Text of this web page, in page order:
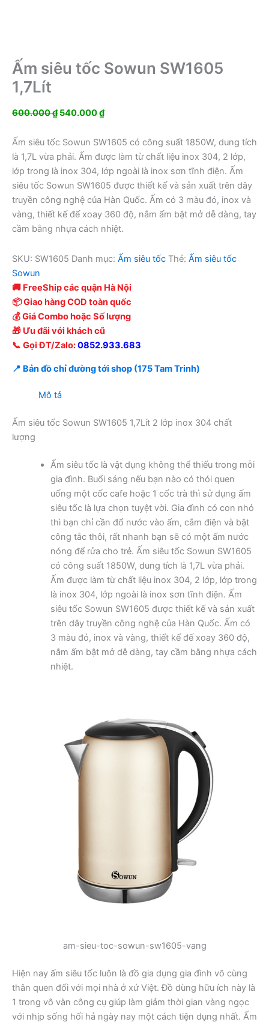
Ấm siêu tốc Sowun SW1605
1,7Lít
600.000₫ Giá
là:
600.000 ₫.
540.000₫Giá
tại
là:
540.000 ₫.
Ấm siêu tốc Sowun SW1605 có công suất 1850W, dung tích
là 1,7L vừa phải. Ấm được làm từ chất liệu inox 304, 2 lớp,
lớp trong là inox 304, lớp ngoài là inox sơn tĩnh điện. Ấm
siêu tốc Sowun SW1605 được thiết kế và sản xuất trên dây
truyền công nghệ của Hàn Quốc. Ấm có 3 màu đỏ, inox và
vàng, thiết kế đế xoay 360 độ, nắm ấm bật mở dễ dàng, tay
cầm bằng nhựa cách nhiệt.
SKU: SW1605 Danh mục: Ấm siêu tốc Thẻ: Ấm siêu tốc
Sowun
🚚 FreeShip các quận Hà Nội
📦 Giao hàng COD toàn quốc
💰 Giá Combo hoặc Số lượng
🎁 Ưu đãi với khách cũ
📞 Gọi ĐT/Zalo:0852.933.683
📍 Bản đồ chỉ đường tới shop (175 Tam Trinh)
Mô tả
Ấm siêu tốc Sowun SW1605 1,7Lít 2 lớp inox 304 chất
lượng
Ấm siêu tốc là vật dụng không thể thiếu trong mỗi
gia đình. Buổi sáng nếu bạn nào có thói quen
uống một cốc cafe hoặc 1 cốc trà thì sử dụng ấm
siêu tốc là lựa chọn tuyệt vời. Gia đình có con nhỏ
thì bạn chỉ cần đổ nước vào ấm, cắm điện và bật
công tắc thôi, rất nhanh bạn sẽ có một ấm nước
nóng để rửa cho trẻ. Ấm siêu tốc Sowun SW1605
có công suất 1850W, dung tích là 1,7L vừa phải.
Ấm được làm từ chất liệu inox 304, 2 lớp, lớp trong
là inox 304, lớp ngoài là inox sơn tĩnh điện. Ấm
siêu tốc Sowun SW1605 được thiết kế và sản xuất
trên dây truyền công nghệ của Hàn Quốc. Ấm có
3 màu đỏ, inox và vàng, thiết kế đế xoay 360 độ,
nắm ấm bật mở dễ dàng, tay cầm bằng nhựa cách
nhiệt.
am-sieu-toc-sowun-sw1605-vang
Hiện nay ấm siêu tốc luôn là đồ gia dụng gia đình vô cùng
thân quen đối với mọi nhà ở xứ Việt. Đồ dùng hữu ích này là
1 trong vô vàn công cụ giúp làm giảm thời gian vàng ngọc
với nhịp sống hối hả ngày nay một cách tiện dụng nhất. Ấm